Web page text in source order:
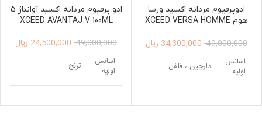
ادوپرفیوم مردانه اکسید ورسا
هوم XCEED VERSA HOMME
49,000,000
34,300,000 ریال
اسانس
اولیه
دارچین ، فلفل
اسانس
روایح دودی، گل
ادو پرفیوم مردانه اکسید آوانتاژ 5
XCEED AVANTAJ V 100ML
49,000,000
24,500,000 ریال
اسانس
اولیه
ترنج
اسانس
بادیان ختایی ، فلفل